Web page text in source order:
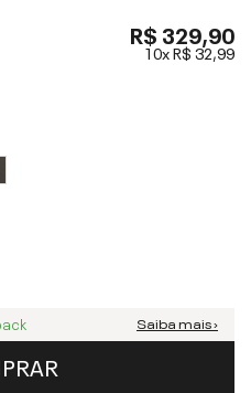
R$ 329,90
10xR$ 32,99
Saiba mais ›